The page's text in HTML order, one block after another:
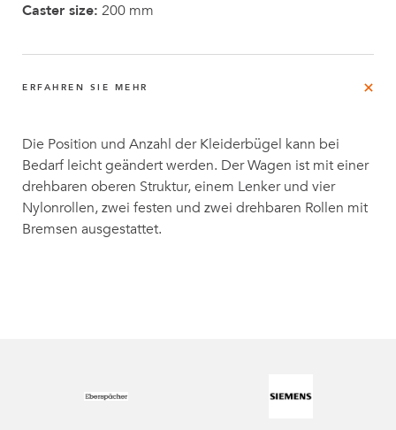
Caster size: 200 mm
ERFAHREN SIE MEHR
Die Position und Anzahl der Kleiderbügel kann bei
Bedarf leicht geändert werden. Der Wagen ist mit einer
drehbaren oberen Struktur, einem Lenker und vier
Nylonrollen, zwei festen und zwei drehbaren Rollen mit
Bremsen ausgestattet.